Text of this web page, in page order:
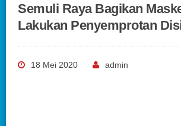
Semuli Raya Bagikan
Lakukan Penyemprotan
18 Mei 2020 admin